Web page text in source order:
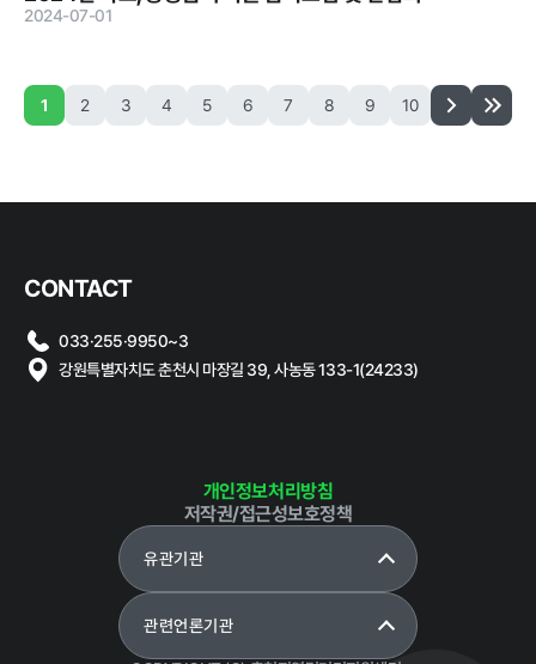
2024-07-01
1 2 3 4 5 6 7 8 9 10
CONTACT
033·255·9950~3
강원특별자치도 춘천시 마장길 39, 사농동 133-1(24233)
개인정보처리방침
저작권/접근성보호정책
유관기관
관련언론기관